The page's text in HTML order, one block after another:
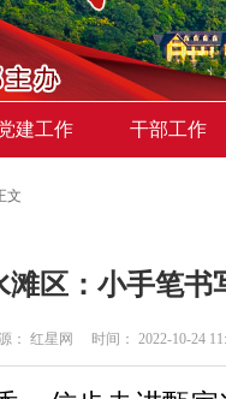
建工作 干部工作
文
滩区：小手笔书
： 红星网 时间： 2022-10-24